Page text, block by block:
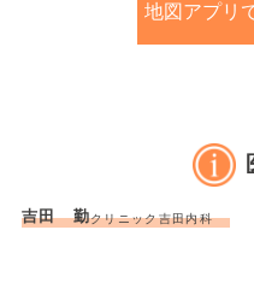
地図アプリ
吉田 勤クリニック吉田内科